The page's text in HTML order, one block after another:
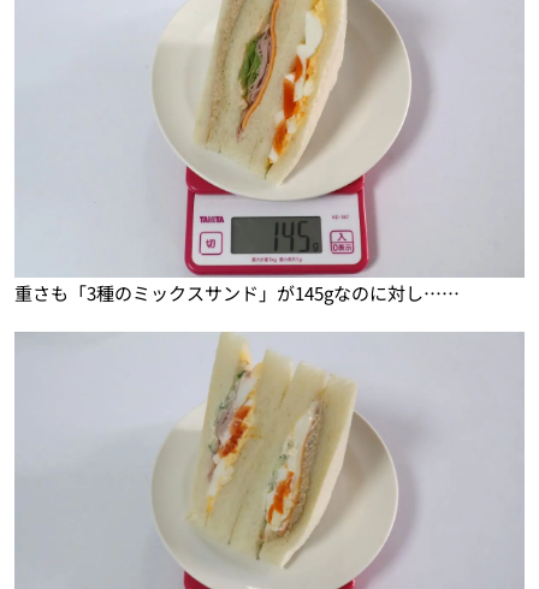
重さも「3種のミックスサンド」が145gなのに対し……